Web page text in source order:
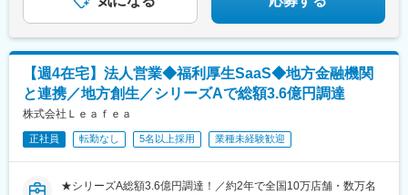
田駅(大阪府)、上牧駅(大阪府)、摂津富田駅、高槻駅、高槻市駅、
天王寺駅、新今宮駅、本町駅、江坂駅、弁天町駅、西九条駅、千
里中央駅(北大阪急行)、茨木駅、三国ケ丘駅(大阪府)、南森町駅、
森ノ宮駅、枚方市駅、豊橋駅、刈谷駅、星ケ丘駅(愛知県)、ＪＲ難
波駅、中百舌鳥駅、大阪駅、新大阪駅、北新地駅、大阪阿部野橋
駅、博多駅、天神駅、福岡空港駅(鉄道)、天神南駅、千早駅、西１
１丁目駅、札幌駅、西１８丁目駅、琴似駅(函館本線)、麻生駅、平
和駅、仙台駅、泉中央駅、あおば通駅、長町南駅、勾当台公園
駅、八戸駅、青森駅、盛岡駅、一ノ関駅、秋田駅、土崎駅、山形
駅、浜松町駅、西日暮里駅(舎人ライナー)、大崎広小路駅、祐天寺
【週4在宅】法人営業◆福利厚生SaaS◆地方金融機関
と連携／地方創生／シリーズAで総額3.6億円調達
株式会社Ｌｅａｆｅａ
正社員 転勤なし 5名以上採用 業種未経験歓迎
★シリーズA総額3.6億円調達！／約2年で全国10万店舗・数万名